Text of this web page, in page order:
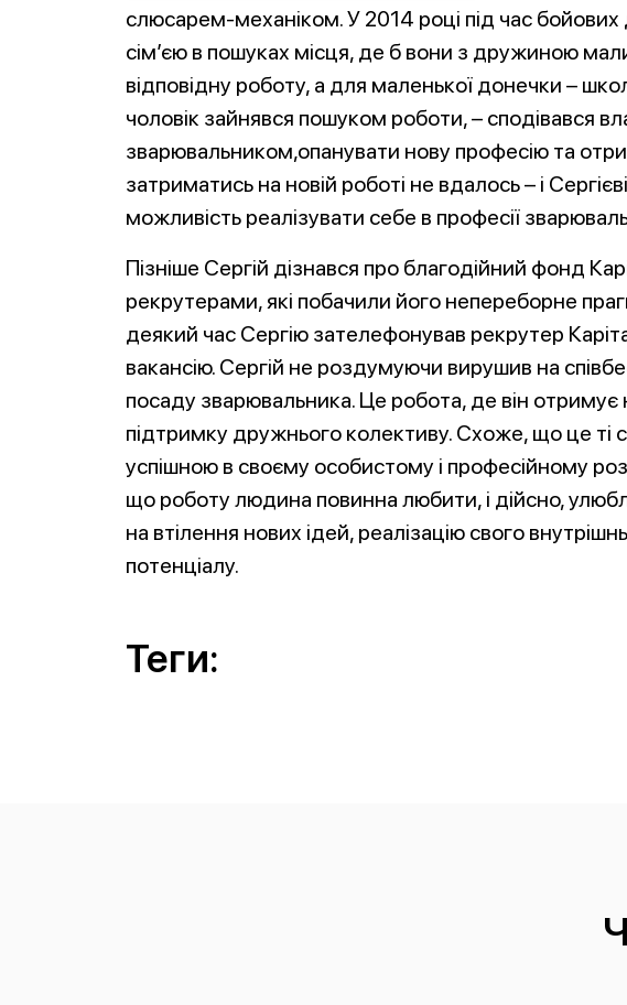
слюсарем-механіком. У 2014 році під час бойових
сім’єю в пошуках місця, де б вони з дружиною
відповідну роботу, а для маленької донечки –
чоловік зайнявся пошуком роботи, – сподівався
зварювальником,опанувати нову професію та
затриматись на новій роботі не вдалось – і
можливість реалізувати себе в професії
Пізніше Сергій дізнався про благодійний фонд
рекрутерами, які побачили його непереборне
деякий час Сергію зателефонував рекрутер
вакансію. Сергій не роздумуючи вирушив на
посаду зварювальника. Це робота, де він
підтримку дружнього колективу. Схоже, що це ті
успішною в своєму особистому і професійному
що роботу людина повинна любити, і дійсно,
на втілення нових ідей, реалізацію свого
потенціалу.
Теги: